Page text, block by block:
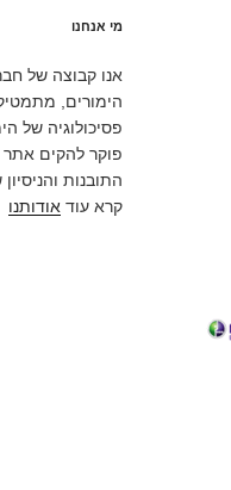
מי אנחנו
אנו קבוצה של
הימורים,
פסיכולוגיה של
פוקר להקים אתר
התובנות
קרא עוד אודותנו